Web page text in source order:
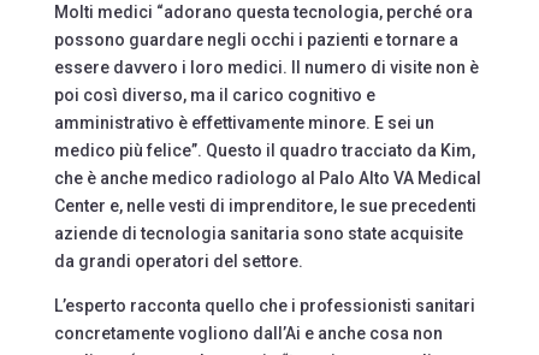
Molti medici “adorano questa tecnologia, perché ora
possono guardare negli occhi i pazienti e tornare a
essere davvero i loro medici. Il numero di visite non è
poi così diverso, ma il carico cognitivo e
amministrativo è effettivamente minore. E sei un
medico più felice”. Questo il quadro tracciato da Kim,
che è anche medico radiologo al Palo Alto VA Medical
Center e, nelle vesti di imprenditore, le sue precedenti
aziende di tecnologia sanitaria sono state acquisite
da grandi operatori del settore.
L’esperto racconta quello che i professionisti sanitari
concretamente vogliono dall’Ai e anche cosa non